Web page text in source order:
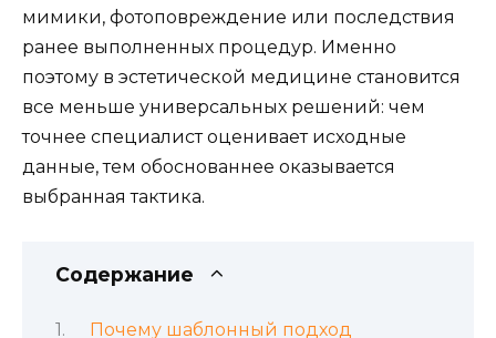
мимики, фотоповреждение или последствия
ранее выполненных процедур. Именно
поэтому в эстетической медицине становится
все меньше универсальных решений: чем
точнее специалист оценивает исходные
данные, тем обоснованнее оказывается
выбранная тактика.
Содержание
Почему шаблонный подход